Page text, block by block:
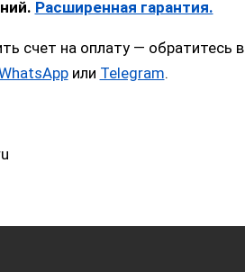
Расширенная гарантия.
счет на оплату —
или Telegram.